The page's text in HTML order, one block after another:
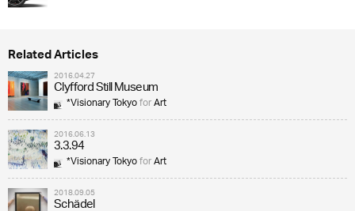
Related Articles
2016.04.27
Clyfford Still Museum
*Visionary TokyoforArt
2016.06.13
3.3.94
*Visionary TokyoforArt
2018.09.05
Schädel